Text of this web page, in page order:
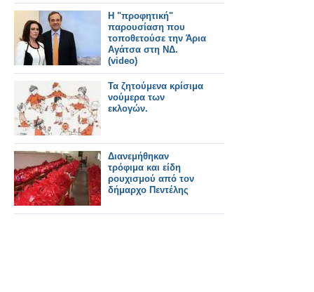
Η "προφητική"
παρουσίαση που
τοποθετούσε την Άρια
Αγάτσα στη ΝΔ.
(video)
Τα ζητούμενα κρίσιμα
νούμερα των
εκλογών.
Διανεμήθηκαν
τρόφιμα και είδη
ρουχισμού από τον
δήμαρχο Πεντέλης